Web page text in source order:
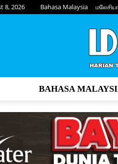
8, 2026 Bahasa Malaysia
BAHASA